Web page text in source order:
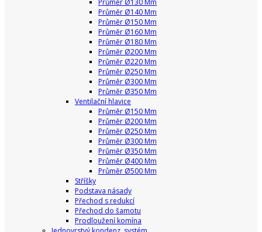
Průměr Ø130 Mm
Průměr Ø140 Mm
Průměr Ø150 Mm
Průměr Ø160 Mm
Průměr Ø180 Mm
Průměr Ø200 Mm
Průměr Ø220 Mm
Průměr Ø250 Mm
Průměr Ø300 Mm
Průměr Ø350 Mm
Ventilační hlavice
Průměr Ø150 Mm
Průměr Ø200 Mm
Průměr Ø250 Mm
Průměr Ø300 Mm
Průměr Ø350 Mm
Průměr Ø400 Mm
Průměr Ø500 Mm
Stříšky
Podstava násady
Přechod s redukcí
Přechod do šamotu
Prodloužení komína